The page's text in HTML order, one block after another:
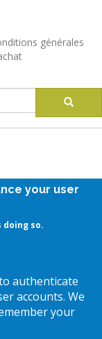
générales
your user
doing so.
authenticate
accounts. We
your